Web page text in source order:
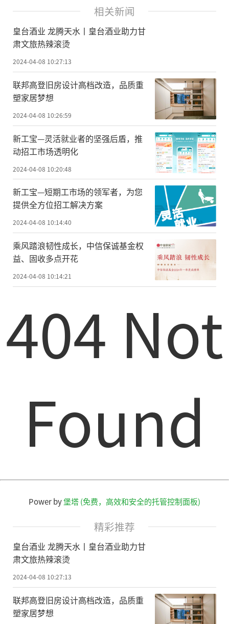
相关新闻
皇台酒业 龙腾天水丨皇台酒业助力甘
肃文旅热辣滚烫
2024-04-08 10:27:13
联邦高登旧房设计高档改造，品质重
塑家居梦想
2024-04-08 10:26:59
新工宝—灵活就业者的坚强后盾，推
动招工市场透明化
2024-04-08 10:20:48
新工宝—短期工市场的领军者，为您
提供全方位招工解决方案
2024-04-08 10:14:40
乘风踏浪韧性成长，中信保诚基金权
益、固收多点开花
2024-04-08 10:14:21
404 Not
Found
Power by堡塔 (免费，高效和安全的托管控制面板)
精彩推荐
皇台酒业 龙腾天水丨皇台酒业助力甘
肃文旅热辣滚烫
2024-04-08 10:27:13
联邦高登旧房设计高档改造，品质重
塑家居梦想